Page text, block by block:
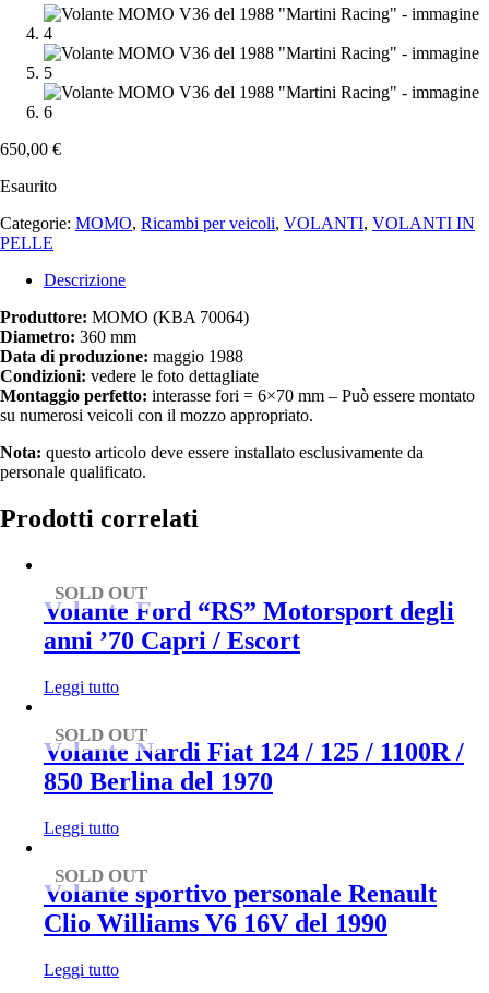
650,00 €
Esaurito
Categorie: MOMO, Ricambi per veicoli, VOLANTI, VOLANTI IN
PELLE
Descrizione
Produttore: MOMO (KBA 70064)
Diametro: 360 mm
Data di produzione: maggio 1988
Condizioni: vedere le foto dettagliate
Montaggio perfetto: interasse fori = 6×70 mm – Può essere montato
su numerosi veicoli con il mozzo appropriato.
Nota: questo articolo deve essere installato esclusivamente da
personale qualificato.
Prodotti correlati
SOLD OUT
Volante Ford “RS” Motorsport degli
anni ’70 Capri / Escort
Leggi tutto
SOLD OUT
Volante Nardi Fiat 124 / 125 / 1100R /
850 Berlina del 1970
Leggi tutto
SOLD OUT
Volante sportivo personale Renault
Clio Williams V6 16V del 1990
Leggi tutto